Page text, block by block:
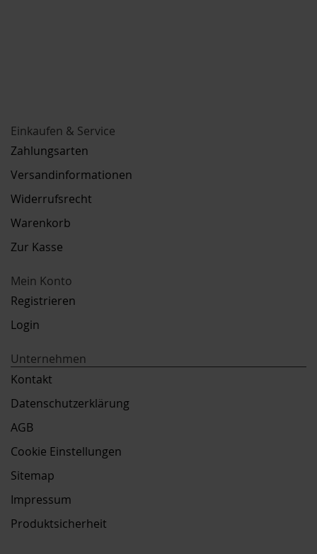
Einkaufen & Service
Zahlungsarten
Versandinformationen
Widerrufsrecht
Warenkorb
Zur Kasse
Mein Konto
Registrieren
Login
Unternehmen
Kontakt
Datenschutzerklärung
AGB
Cookie Einstellungen
Sitemap
Impressum
Produktsicherheit